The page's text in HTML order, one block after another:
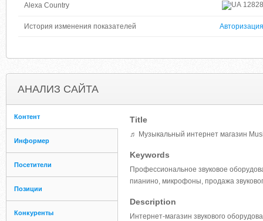
Alexa Country 12828
История изменения показателей Авторизация
АНАЛИЗ САЙТА
Контент
Информер
Посетители
Позиции
Конкуренты
Title
♬ Музыкальный интернет магазин
Keywords
Профессиональное звуковое
пианино, микрофоны, продажа
Description
Интернет-магазин звукового